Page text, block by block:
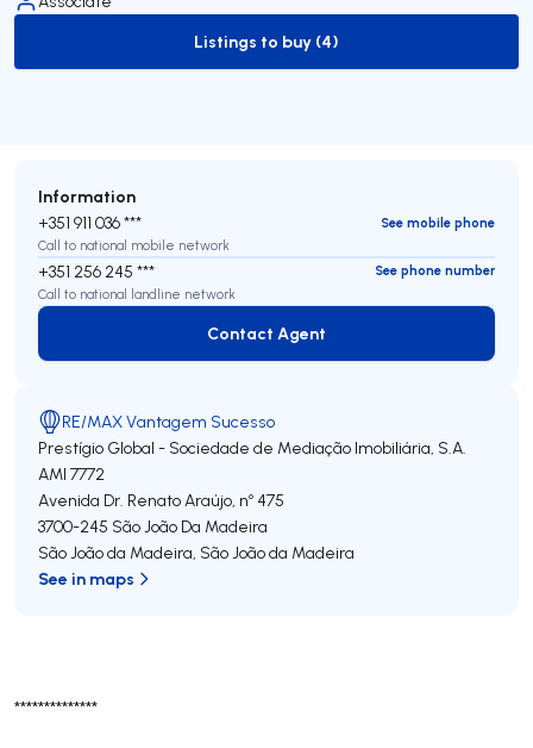
to-buy-listing
Listings to buy (4)
**************
Information
+351 911 036 ***
See mobile phone
Call to national mobile network
+351 256 245 ***
See phone number
Call to national landline network
Contact Agent
Contact Agent
RE/MAX Vantagem Sucesso
Prestígio Global - Sociedade de Mediação Imobiliária, S.A.
AMI 7772
Avenida Dr. Renato Araújo, nº 475
3700-245 São João Da Madeira
São João da Madeira, São João da Madeira
See in maps